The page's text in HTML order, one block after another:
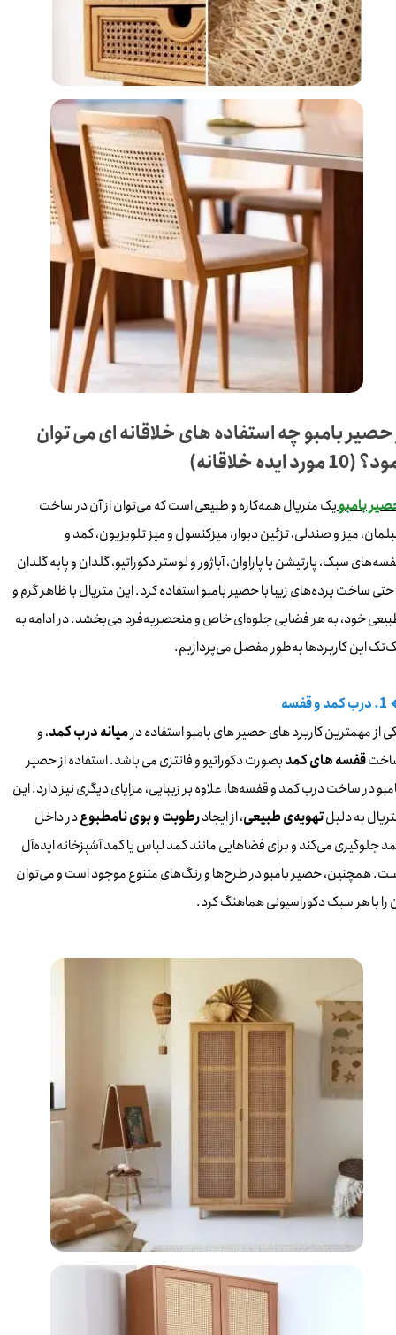
حصیر بامبو چه استفاده های خلاقانه ای می توان
مورد ایده خلاقانه)
بامبویک متریال همه‌کاره و طبیعی است که می‌توان از آن در ساخت
میز و صندلی، تزئین دیوار، میزکنسول و میز تلویزیون، کمد و
سبک، پارتیشن یا پاراوان، آباژور و لوستر دکوراتیو، گلدان و پایه گلدان
ساخت پرده‌های زیبا با حصیر بامبو استفاده کرد. این متریال با ظاهر گرم و
خود، به هر فضایی جلوه‌ای خاص و منحصربه‌فرد می‌بخشد. در ادامه به
این کاربردها به‌طور مفصل می‌پردازیم.
قفسه
از مهمترین کاربرد های حصیر های بامبو استفاده درمیانه درب کمد، و
قفسه های کمدبصورت دکوراتیو و فانتزی می باشد. استفاده از حصیر
در ساخت درب کمد و قفسه‌ها، علاوه بر زیبایی، مزایای دیگری نیز دارد. این
به دلیلتهویه‌ی طبیعی، از ایجادرطوبت و بوی نامطبوعدر داخل
جلوگیری می‌کند و برای فضاهایی مانند کمد لباس یا کمد آشپزخانه ایده‌آل
همچنین، حصیر بامبو در طرح‌ها و رنگ‌های متنوع موجود است و می‌توان
را با هر سبک دکوراسیونی هماهنگ کرد.